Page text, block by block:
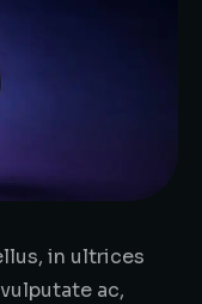
in ultrices
ac,